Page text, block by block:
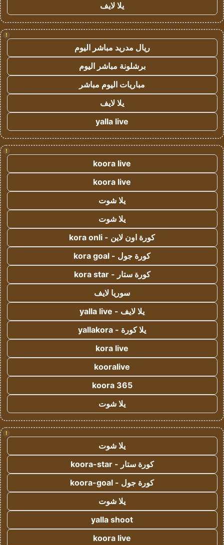
يلا لايف
!
ريال مدريد مباشر اليوم
برشلونة مباشر اليوم
مباريات اليوم مباشر
يلا لايف
yalla live
!
koora live
koora live
يلا شوت
يلا شوت
كورة اون لاين - kora onli
كورة جول - kora goal
كورة ستار - kora star
سوريا لايف
يلا لايف - yalla live
يلا كورة - yallakora
kora live
kooralive
koora 365
يلا شوت
!
يلا شوت
كورة ستار - koora-star
كورة جول - koora-goal
يلا شوت
yalla shoot
koora live